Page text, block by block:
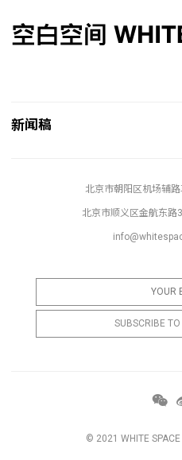
新闻稿
北京市朝阳区机场辅
北京市顺义区金航东路
© 2021 WHITE SPACE